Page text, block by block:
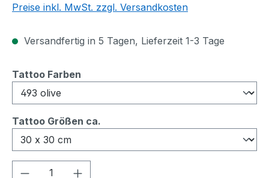
Preise inkl. MwSt. zzgl. Versandkosten
Versandfertig in 5 Tagen, Lieferzeit 1-3 Tage
Tattoo Farben
Tattoo Größen ca.
Produkt Anzahl: Gib den